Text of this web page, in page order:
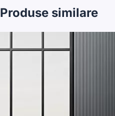
Produse similare